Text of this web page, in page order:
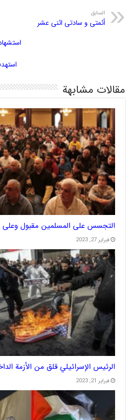
السابق
أئمتی و سادتی اثنی عشر
مقالات مشابهة
التجسس على المسلمين مقبول
فبراير 27, 2023
الرئيس الإسرائيلي قلق من الأزمة
فبراير 21, 2023